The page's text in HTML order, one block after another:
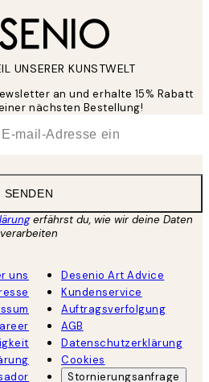
UNSERER KUNSTWELT
an und erhalte 15% Rabatt
nächsten Bestellung!
SENDEN
erfährst du, wie wir deine Daten
verarbeiten
uns
Desenio Art Advice
Kundenservice
Auftragsverfolgung
AGB
Datenschutzerklärung
Cookies
Stornierungsanfrage